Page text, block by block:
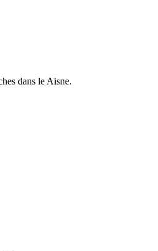
dans le Aisne.